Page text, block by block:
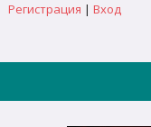
Регистрация | Вход